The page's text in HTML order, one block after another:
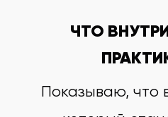
ЧТО
Показываю, что